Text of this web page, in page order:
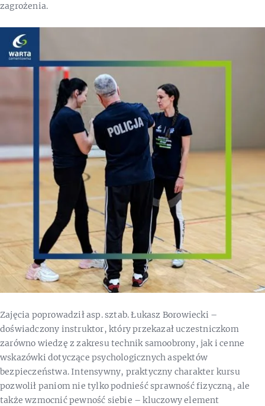
zagrożenia.
Zajęcia poprowadził asp. sztab. Łukasz Borowiecki –
doświadczony instruktor, który przekazał uczestniczkom
zarówno wiedzę z zakresu technik samoobrony, jak i cenne
wskazówki dotyczące psychologicznych aspektów
bezpieczeństwa. Intensywny, praktyczny charakter kursu
pozwolił paniom nie tylko podnieść sprawność fizyczną, ale
także wzmocnić pewność siebie – kluczowy element